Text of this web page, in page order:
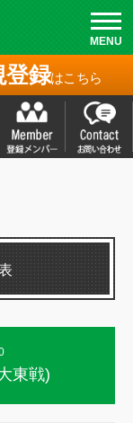
登録はこちら
MENU
東戦)